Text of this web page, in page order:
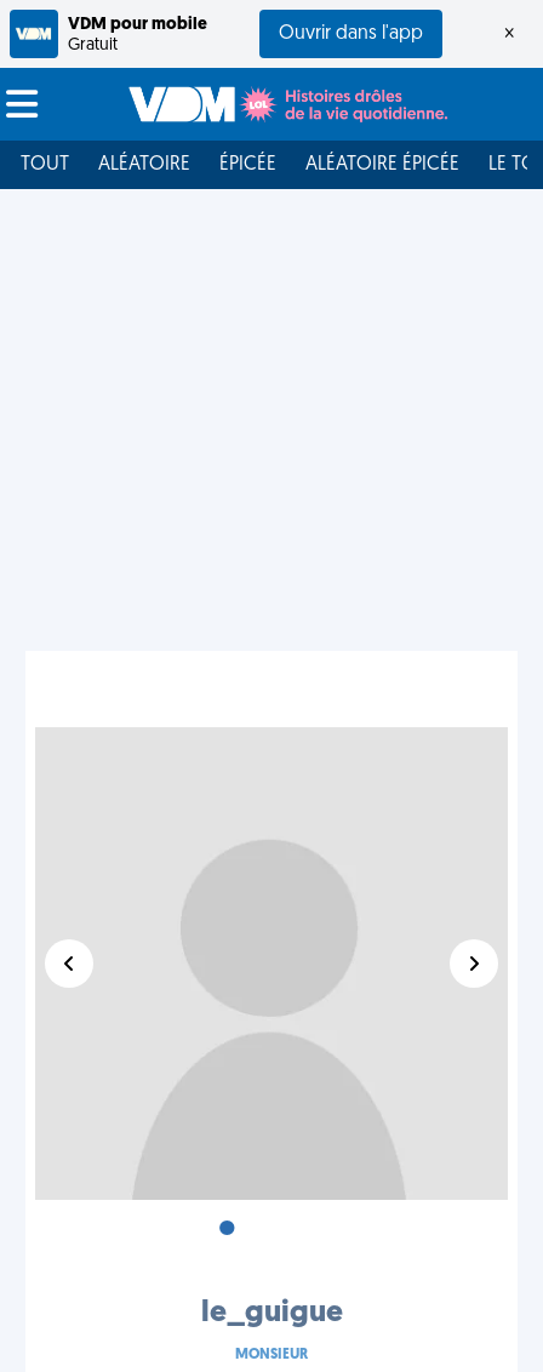
VDM pour mobile
Gratuit
Ouvrir dans l'app ×
TOUT ALÉATOIRE ÉPICÉE ALÉATOIRE ÉPICÉE LE
•
le_guigue
MONSIEUR